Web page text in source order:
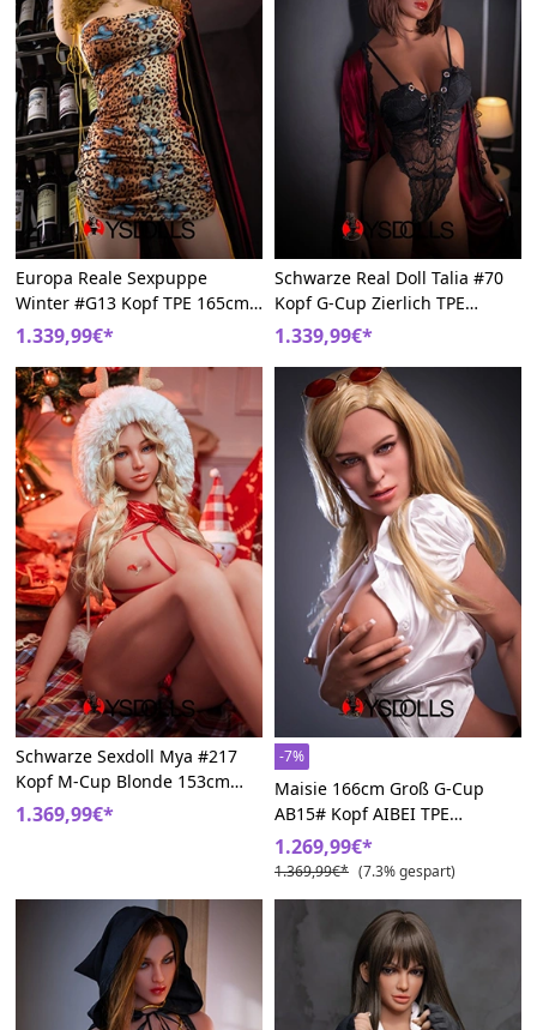
Europa Reale Sexpuppe
Winter #G13 Kopf TPE 165cm
G-Cup Weinparty AIBEI Doll
1.339,99€*
Schwarze Real Doll Talia #70
Kopf G-Cup Zierlich TPE
165cm AIBEI Doll
1.339,99€*
Schwarze Sexdoll Mya #217
Kopf M-Cup Blonde 153cm
TPE AIBEI Doll
1.369,99€*
-7%
Maisie 166cm Groß G-Cup
AB15# Kopf AIBEI TPE
Ebenholzfarben Sexpuppen
1.269,99€*
1.369,99€* (7.3% gespart)